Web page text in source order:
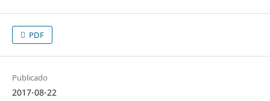
PDF
Publicado
2017-08-22